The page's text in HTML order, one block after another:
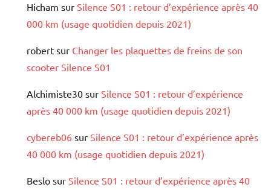
Hicham sur Silence S01 : retour d’expérience après 40
000 km (usage quotidien depuis 2021)
robert sur Changer les plaquettes de freins de son
scooter Silence S01
Alchimiste30 sur Silence S01 : retour d’expérience
après 40 000 km (usage quotidien depuis 2021)
cybereb06 sur Silence S01 : retour d’expérience après
40 000 km (usage quotidien depuis 2021)
Beslo sur Silence S01 : retour d’expérience après 40